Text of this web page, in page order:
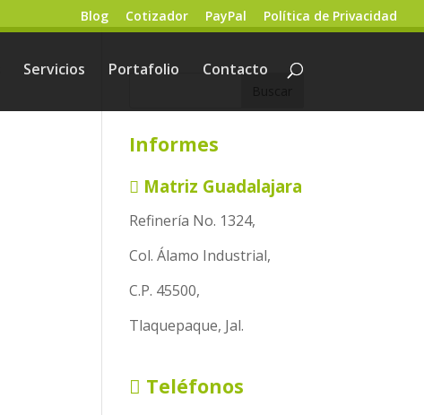
Blog Cotizador PayPal Política de Privacidad
Servicios Portafolio Contacto
Informes
Matriz Guadalajara
Refinería No. 1324,
Col. Álamo Industrial,
C.P. 45500,
Tlaquepaque, Jal.
Teléfonos